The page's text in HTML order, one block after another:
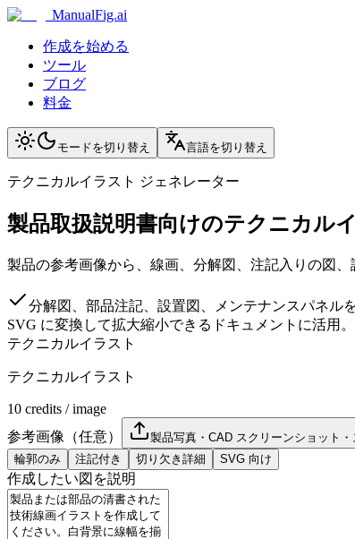
ManualFig.ai
作成を始める
ツール
ブログ
料金
モードを切り替え 言語を切り替え
テクニカルイラスト ジェネレーター
製品取扱説明書向けのテクニカル
製品の参考画像から、線画、分解図、注記入りの図、
分解図、部品注記、設置図、メンテナンスパネルを
SVG に変換して拡大縮小できるドキュメントに活用。
テクニカルイラスト
テクニカルイラスト
10 credits / image
参考画像（任意）
製品写真・CAD スクリーンショット
輪郭のみ
注記付き 切り欠き詳細 SVG 向け
作成したい図を説明